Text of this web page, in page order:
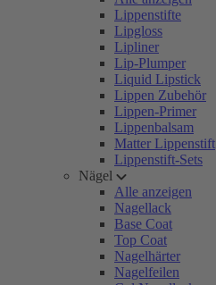
Lippenstifte
Lipgloss
Lipliner
Lip-Plumper
Liquid Lipstick
Lippen Zubehör
Lippen-Primer
Lippenbalsam
Matter Lippenstift
Lippenstift-Sets
Nägel
Alle anzeigen
Nagellack
Base Coat
Top Coat
Nagelhärter
Nagelfeilen